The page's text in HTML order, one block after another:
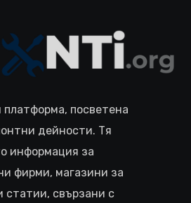
посветена
дейности. Тя
информация за
фирми, магазини за
статии, свързани с